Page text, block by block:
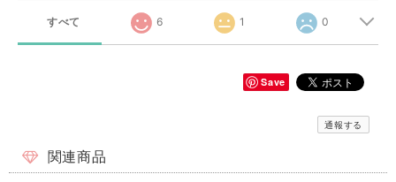
すべて 6 1 0
Save
通報する
関連商品